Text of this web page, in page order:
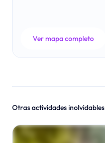
Ver mapa completo
Otras actividades inolvidables